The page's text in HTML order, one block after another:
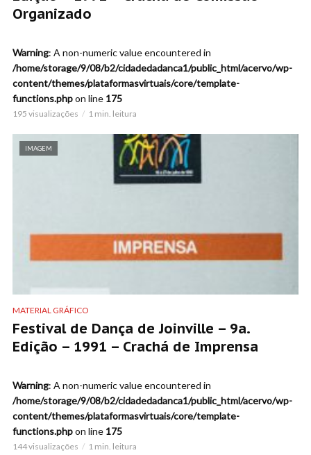
Organizado
Warning: A non-numeric value encountered in
/home/storage/9/08/b2/cidadedadanca1/public_html/acervo/wp-
content/themes/plataformasvirtuais/core/template-
functions.phpon line 175
195 visualizações 1 min. leitura
IMAGEM
MATERIAL GRÁFICO
Festival de Dança de Joinville – 9a.
Edição – 1991 – Crachá de Imprensa
Warning: A non-numeric value encountered in
/home/storage/9/08/b2/cidadedadanca1/public_html/acervo/wp-
content/themes/plataformasvirtuais/core/template-
functions.phpon line 175
144 visualizações 1 min. leitura